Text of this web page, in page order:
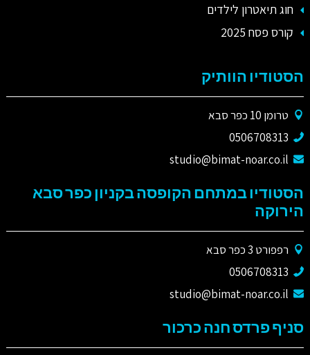
חוג תיאטרון לילדים
קורס פסח 2025
הסטודיו הוותיק
טרומן 10 כפר סבא
0506708313
studio@bimat-noar.co.il
הסטודיו במתחם הקופסה בקניון כפר סבא
הירוקה
רפפורט 3 כפר סבא
0506708313
studio@bimat-noar.co.il
סניף פרדס חנה כרכור